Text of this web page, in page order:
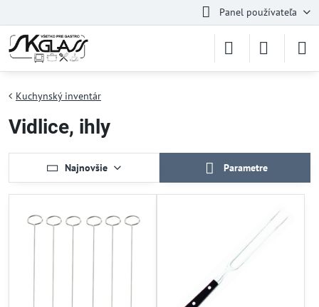
Panel používateľa
Kuchynský inventár
Vidlice, ihly
Najnovšie Parametre